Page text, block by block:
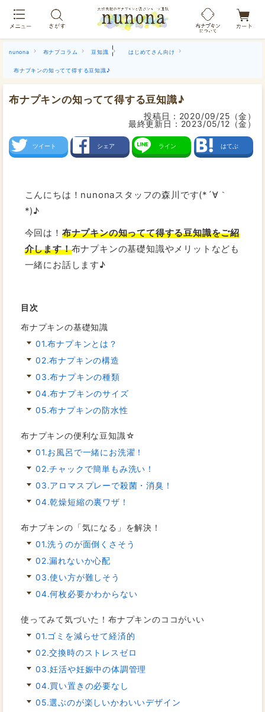
nunona 布ナプコラム 豆知識 | はじめてさん向け
布ナプキンの知ってて得する豆知識♪
布ナプキンの知ってて得する豆知識♪
投稿日： 2020/09/25（金）
最終更新日： 2023/05/12（金）
ツイート シェア ライン はてぶ
こんにちは！nunonaスタッフの森川です(*´∀｀
*)♪
今回は！ 布ナプキンの知ってて得する豆知識をご紹
介します！布ナプキンの基礎知識やメリットなども
一緒にお話します♪
目次
布ナプキンの基礎知識
01.布ナプキンとは？
02.布ナプキンの構造
03.布ナプキンの種類
04.布ナプキンのサイズ
05.布ナプキンの防水性
布ナプキンの便利な豆知識☆
01.お風呂で一緒にお洗濯！
02.チャックで簡単もみ洗い！
03.アロマスプレーで殺菌・消臭！
04.乾燥短縮の裏ワザ！
布ナプキンの「気になる」を解決！
01.洗うのが面倒くさそう
02.漏れないか心配
03.使い方が難しそう
04.何枚必要かわからない
使ってみて気づいた！布ナプキンのココがいい
01.ゴミを減らせて経済的
02.交換時のストレスゼロ
03.妊活や妊娠中の体調管理
04.買い置きの必要なし
05.選ぶのが楽しいかわいいデザイン